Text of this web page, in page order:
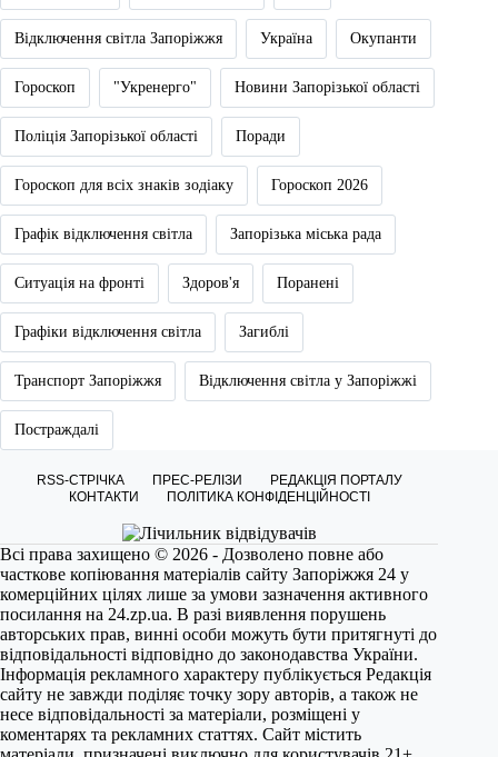
Відключення світла Запоріжжя Україна Окупанти
Гороскоп "Укренерго" Новини Запорізької області
Поліція Запорізької області Поради
Гороскоп для всіх знаків зодіаку Гороскоп 2026
Графік відключення світла Запорізька міська рада
Ситуація на фронті Здоров'я Поранені
Графіки відключення світла Загиблі
Транспорт Запоріжжя Відключення світла у Запоріжжі
Постраждалі
RSS-СТРІЧКА ПРЕС-РЕЛІЗИ
РЕДАКЦІЯ ПОРТАЛУ
КОНТАКТИ
ПОЛІТИКА КОНФІДЕНЦІЙНОСТІ
Всі права захищено © 2026 - Дозволено повне або
часткове копіювання матеріалів сайту Запоріжжя 24 у
комерційних цілях лише за умови зазначення активного
посилання на 24.zp.ua. В разі виявлення порушень
авторських прав, винні особи можуть бути притягнуті до
відповідальності відповідно до законодавства України.
Інформація рекламного характеру публікується Редакція
сайту не завжди поділяє точку зору авторів, а також не
несе відповідальності за матеріали, розміщені у
коментарях та рекламних статтях. Сайт містить